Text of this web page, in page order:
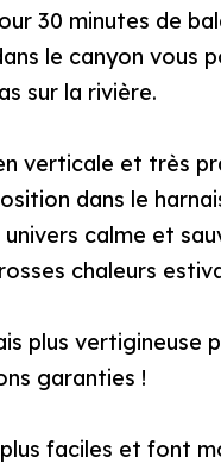
30 minutes de
le canyon vous
sur la rivière.
verticale et très
dans le
calme et
chaleurs
plus vertigineuse
garanties !
faciles et font